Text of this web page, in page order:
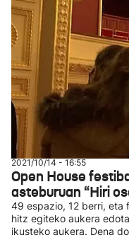
2021/10/14 - 16:55
Open House
asteburuan “Hiri
49 espazio, 12 berri, eta
hitz egiteko aukera
ikusteko aukera. Dena